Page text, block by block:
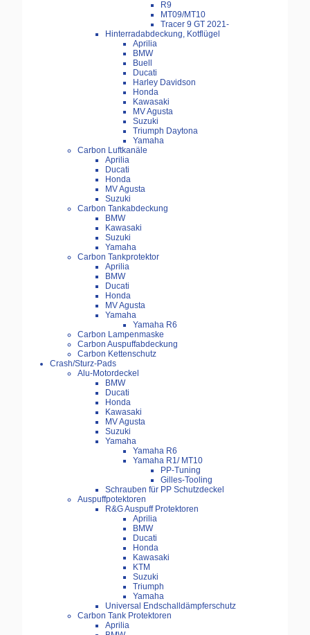
R9
MT09/MT10
Tracer 9 GT 2021-
Hinterradabdeckung, Kotflügel
Aprilia
BMW
Buell
Ducati
Harley Davidson
Honda
Kawasaki
MV Agusta
Suzuki
Triumph Daytona
Yamaha
Carbon Luftkanäle
Aprilia
Ducati
Honda
MV Agusta
Suzuki
Carbon Tankabdeckung
BMW
Kawasaki
Suzuki
Yamaha
Carbon Tankprotektor
Aprilia
BMW
Ducati
Honda
MV Agusta
Yamaha
Yamaha R6
Carbon Lampenmaske
Carbon Auspuffabdeckung
Carbon Kettenschutz
Crash/Sturz-Pads
Alu-Motordeckel
BMW
Ducati
Honda
Kawasaki
MV Agusta
Suzuki
Yamaha
Yamaha R6
Yamaha R1/ MT10
PP-Tuning
Gilles-Tooling
Schrauben für PP Schutzdeckel
Auspuffpotektoren
R&G Auspuff Protektoren
Aprilia
BMW
Ducati
Honda
Kawasaki
KTM
Suzuki
Triumph
Yamaha
Universal Endschalldämpferschutz
Carbon Tank Protektoren
Aprilia